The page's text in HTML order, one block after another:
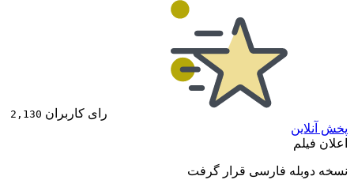
رای کاربران 2,130
پخش آنلاین
اعلان فیلم
نسخه دوبله فارسی قرار گرفت